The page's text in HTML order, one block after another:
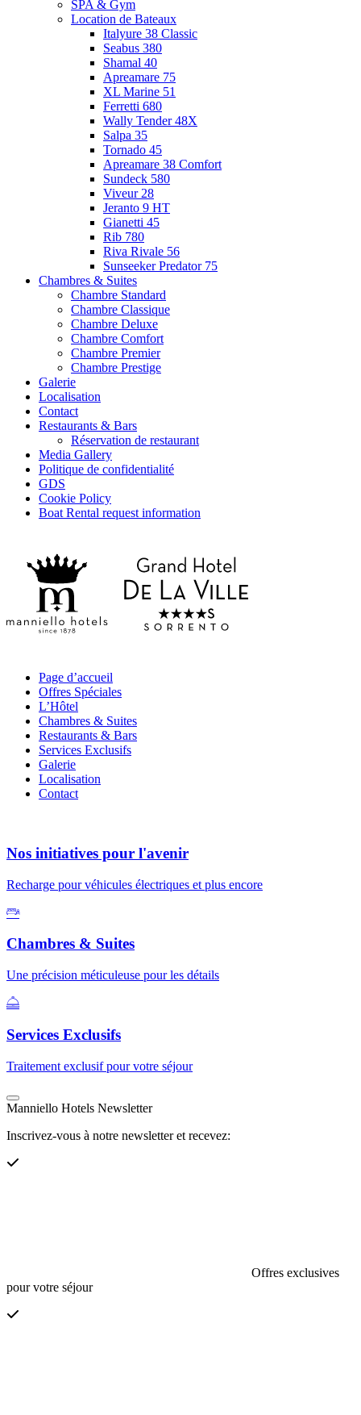
SPA & Gym
Location de Bateaux
Italyure 38 Classic
Seabus 380
Shamal 40
Apreamare 75
XL Marine 51
Ferretti 680
Wally Tender 48X
Salpa 35
Tornado 45
Apreamare 38 Comfort
Sundeck 580
Viveur 28
Jeranto 9 HT
Gianetti 45
Rib 780
Riva Rivale 56
Sunseeker Predator 75
Chambres & Suites
Chambre Standard
Chambre Classique
Chambre Deluxe
Chambre Comfort
Chambre Premier
Chambre Prestige
Galerie
Localisation
Contact
Restaurants & Bars
Réservation de restaurant
Media Gallery
Politique de confidentialité
GDS
Cookie Policy
Boat Rental request information
Page d’accueil
Offres Spéciales
L’Hôtel
Chambres & Suites
Restaurants & Bars
Services Exclusifs
Galerie
Localisation
Contact
Nos initiatives pour l'avenir
Recharge pour véhicules électriques et plus encore
Chambres & Suites
Une précision méticuleuse pour les détails
Services Exclusifs
Traitement exclusif pour votre séjour
Manniello Hotels Newsletter
Inscrivez-vous à notre newsletter et recevez:
Offres exclusives
pour votre séjour